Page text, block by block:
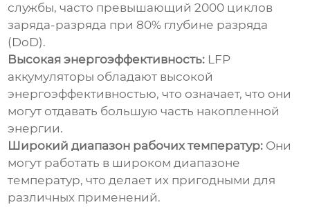
службы, часто превышающий 2000 циклов
заряда-разряда при 80% глубине разряда
(DoD).
Высокая энергоэффективность: LFP
аккумуляторы обладают высокой
энергоэффективностью, что означает, что они
могут отдавать большую часть накопленной
энергии.
Широкий диапазон рабочих температур: Они
могут работать в широком диапазоне
температур, что делает их пригодными для
различных применений.